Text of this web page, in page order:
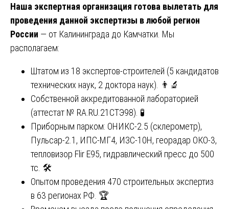
Наша экспертная организация готова вылетать для
проведения данной экспертизы в любой регион
России — от Калининграда до Камчатки. Мы
располагаем:
Штатом из 18 экспертов-строителей (5 кандидатов
технических наук, 2 доктора наук). 👨‍🔬
Собственной аккредитованной лабораторией
(аттестат № RA.RU.21СТЭ98). 🧪
Приборным парком: ОНИКС-2.5 (склерометр),
Пульсар-2.1, ИПС-МГ4, ИЗС-10Н, георадар ОКО-3,
тепловизор Flir E95, гидравлический пресс до 500
тс. 🛠️
Опытом проведения 470 строительных экспертиз
в 63 регионах РФ. 🏆